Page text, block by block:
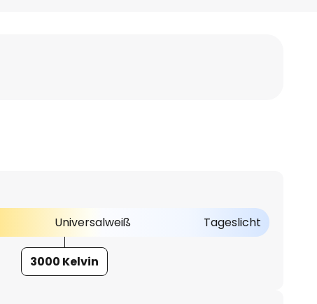
Universalweiß Tageslicht
3000 Kelvin